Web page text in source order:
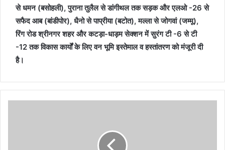
से धमन (बसोहली), पुराना तुलैल से डांगीथल तक सड़क और एलओ -26 से
सफैद आब (बांडीपोर), धैनो से पाप्रीया (बटोत), मल्ला से जोगवां (जम्मू),
रिंग रोड श्रीनगर शहर और कटड़ा-धाड़म सेक्शन में सुरंग टी -6 से टी
-12 तक विकास कार्यों के लिए वन भूमि इस्तेमाल व हस्तांतरण को मंजूरी दी
है।